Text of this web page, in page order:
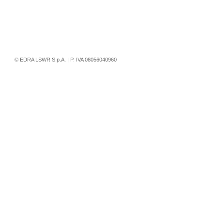
© EDRA LSWR S.p.A. | P. IVA 08056040960